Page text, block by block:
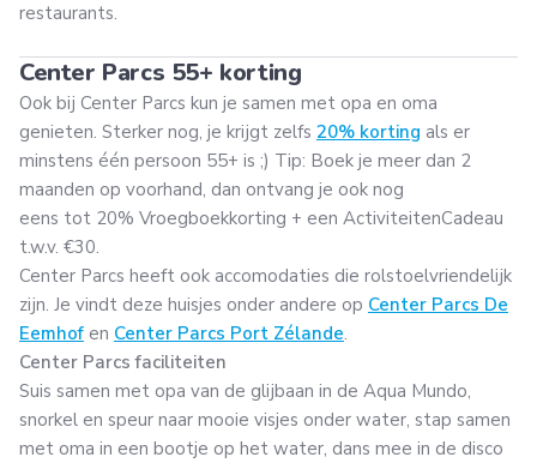
restaurants.
Center Parcs 55+ korting
Ook bij Center Parcs kun je samen met opa en oma
genieten. Sterker nog, je krijgt zelfs 20% korting als er
minstens één persoon 55+ is ;) Tip: Boek je meer dan 2
maanden op voorhand, dan ontvang je ook nog
eens tot 20% Vroegboekkorting + een ActiviteitenCadeau
t.w.v. €30.
Center Parcs heeft ook accomodaties die rolstoelvriendelijk
zijn. Je vindt deze huisjes onder andere op Center Parcs De
Eemhof en Center Parcs Port Zélande.
Center Parcs faciliteiten
Suis samen met opa van de glijbaan in de Aqua Mundo,
snorkel en speur naar mooie visjes onder water, stap samen
met oma in een bootje op het water, dans mee in de disco